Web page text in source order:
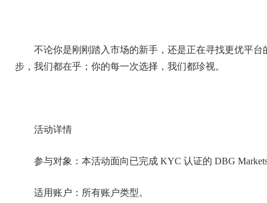
不论你是刚刚踏入市场的新手，还是正在寻找更优平
步，我们都在乎；你的每一次选择，我们都珍视。
活动详情
参与对象：本活动面向已完成 KYC 认证的 DBG
适用账户：所有账户类型。